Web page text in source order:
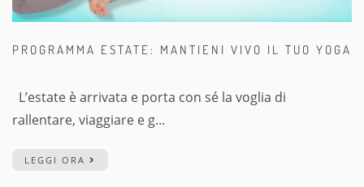
PROGRAMMA ESTATE: MANTIENI VIVO IL TUO YOGA
L’estate è arrivata e porta con sé la voglia di
rallentare, viaggiare e g...
LEGGI ORA